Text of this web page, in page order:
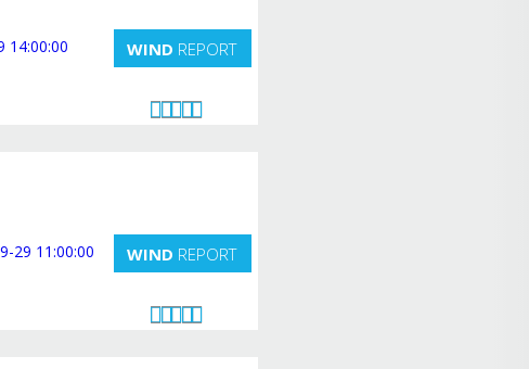
WIND REPORT
WIND REPORT